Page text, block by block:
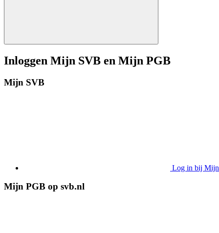
Inloggen Mijn SVB en Mijn PGB
Mijn SVB
Log in bij
Mijn PGB op svb.nl